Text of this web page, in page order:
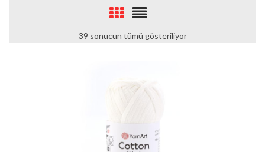
39 sonucun tümü gösteriliyor